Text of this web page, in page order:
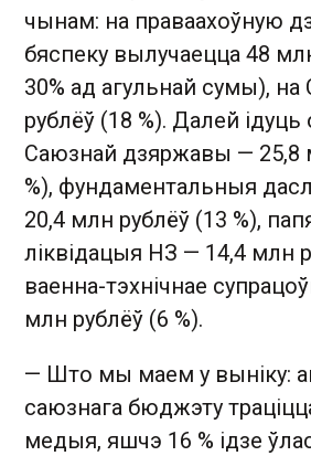
чынам: на праваахоўную
бяспеку вылучаецца 48
30% ад агульнай сумы),
рублёў (18 %). Далей ідуць
Саюзнай дзяржавы — 25,8
%), фундаментальныя
20,4 млн рублёў (13 %),
ліквідацыя НЗ — 14,4 млн
ваенна-тэхнічнае
млн рублёў (6 %).
— Што мы маем у выніку:
саюзнага бюджэту
медыя, яшчэ 16 % ідзе